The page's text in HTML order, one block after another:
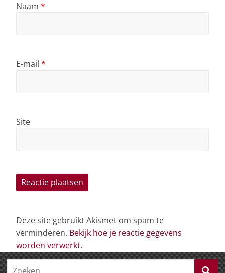
Naam *
E-mail *
Site
Deze site gebruikt Akismet om spam te
verminderen. Bekijk hoe je reactie gegevens
worden verwerkt.